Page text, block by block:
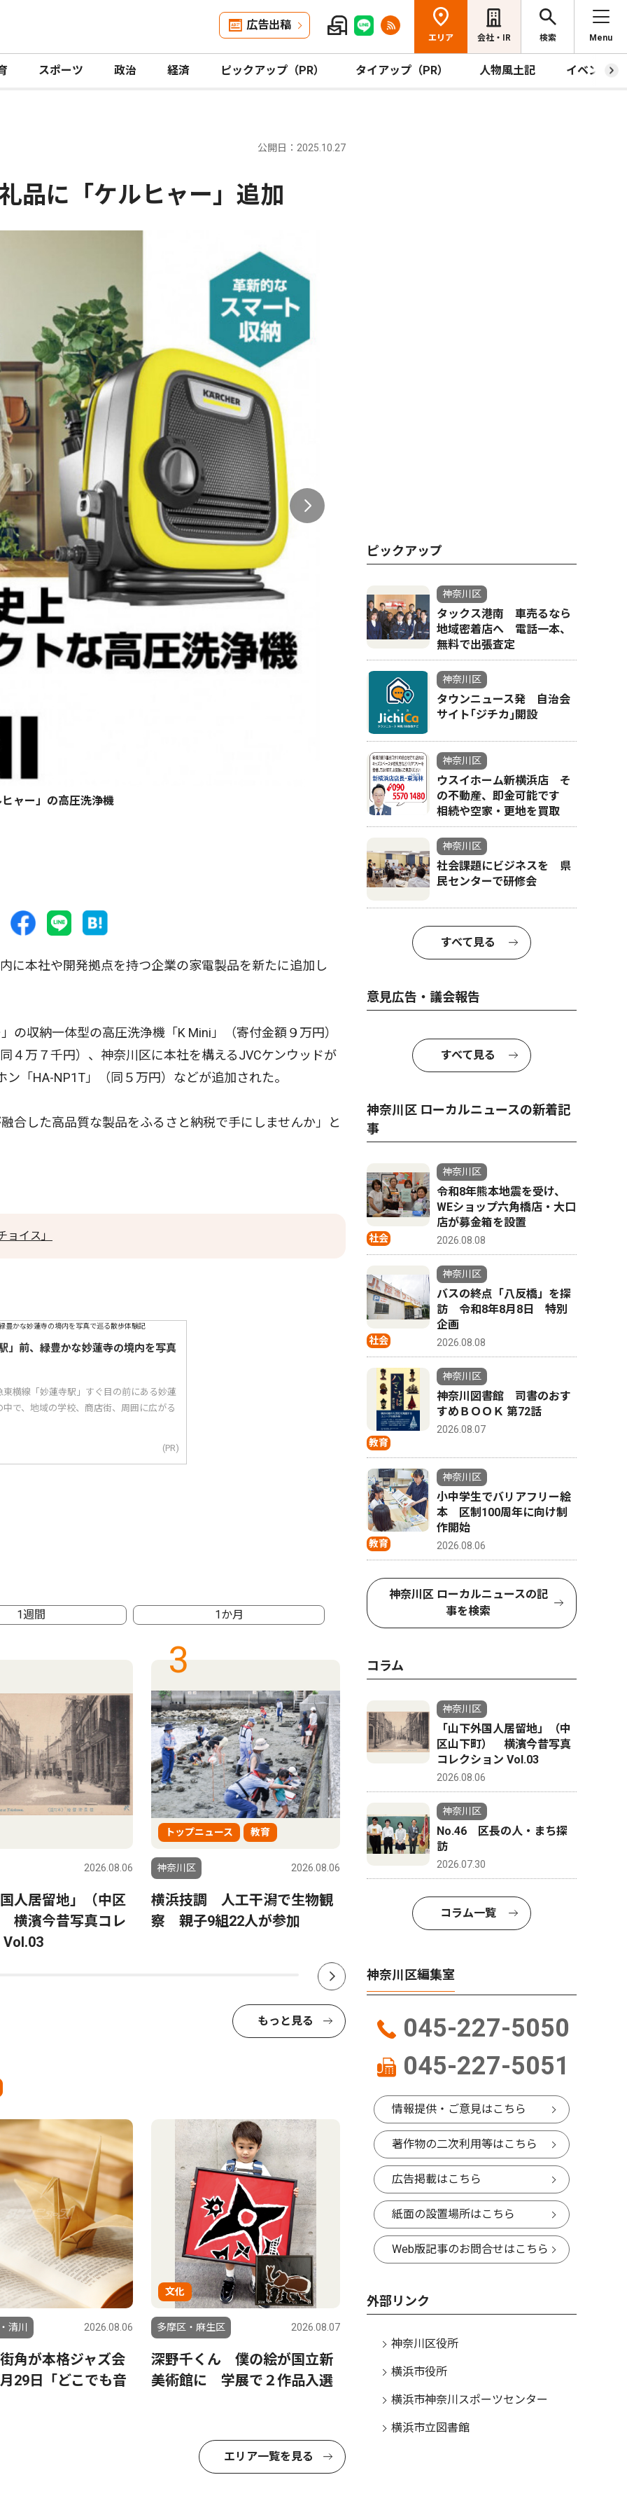
広告出稿
エリア 会社・IR 検索 Menu
スポーツ 政治 経済 ピックアップ（PR） タイアップ（PR） 人物風土記 イベント
公開日：2025.10.27
品に「ケルヒャー」追加
ャー」の高圧洗浄機 「ケルヒャー
本社や開発拠点を持つ企業の家電製品を新たに追加し
収納一体型の高圧洗浄機「K Mini」（寄付金額９万円）
４万７千円）、神奈川区に本社を構えるJVCケンウッドが
「HA-NP1T」（同５万円）などが追加された。
した高品質な製品をふるさと納税で手にしませんか」と
イス」
」前、緑豊かな妙蓮寺の境内を写真
横線「妙蓮寺駅」すぐ目の前にある妙蓮
で、地域の学校、商店街、周囲に広がる
(PR)
1週間 1か月
2026.08.06
人居留地」（中区
横濱今昔写真コレ
Vol.03
3
トップニュース 教育
神奈川区 2026.08.06
横浜技調 人工干潟で生物観
察 親子9組22人が参加
4
社会
神奈川区内でも支援の輪 熊
本の地震受け募金活動
もっと見る
清川 2026.08.06
角が本格ジャズ会
29日「どこでも音
文化
多摩区・麻生区 2026.08.07
深野千くん 僕の絵が国立新
美術館に 学展で２作品入選
エリア一覧を見る
ピックアップ
神奈川区
タックス港南 車売るなら
地域密着店へ 電話一本、
無料で出張査定
神奈川区
タウンニュース発 自治会
サイト｢ジチカ｣開設
神奈川区
ウスイホーム新横浜店 そ
の不動産、即金可能です
相続や空家・更地を買取
神奈川区
社会課題にビジネスを 県
民センターで研修会
すべて見る
意見広告・議会報告
すべて見る
神奈川区 ローカルニュースの新着記
事
社会
神奈川区
令和8年熊本地震を受け、
WEショップ六角橋店・大口
店が募金箱を設置
2026.08.08
社会
神奈川区
バスの終点「八反橋」を探
訪 令和8年8月8日 特別
企画
2026.08.08
教育
神奈川区
神奈川図書館 司書のおす
すめＢＯＯＫ 第72話
2026.08.07
教育
神奈川区
小中学生でバリアフリー絵
本 区制100周年に向け制
作開始
2026.08.06
神奈川区 ローカルニュースの記
事を検索
コラム
神奈川区
「山下外国人居留地」（中
区山下町） 横濱今昔写真
コレクション Vol.03
2026.08.06
神奈川区
No.46 区長の人・まち探
訪
2026.07.30
コラム一覧
神奈川区編集室
045-227-5050
045-227-5051
情報提供・ご意見はこちら
著作物の二次利用等はこちら
広告掲載はこちら
紙面の設置場所はこちら
Web版記事のお問合せはこちら
外部リンク
神奈川区役所
横浜市役所
横浜市神奈川スポーツセンター
横浜市立図書館